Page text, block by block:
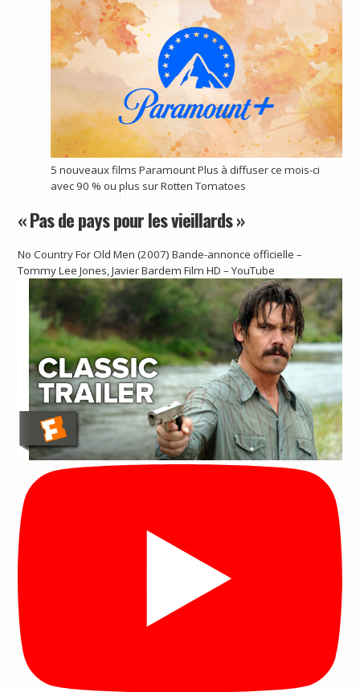
5 nouveaux films Paramount Plus à diffuser ce mois-ci
avec 90 % ou plus sur Rotten Tomatoes
« Pas de pays pour les vieillards »
No Country For Old Men (2007) Bande-annonce officielle –
Tommy Lee Jones, Javier Bardem Film HD – YouTube